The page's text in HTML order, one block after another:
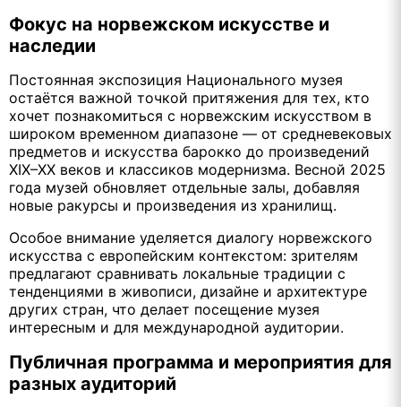
Фокус на норвежском искусстве и
наследии
Постоянная экспозиция Национального музея
остаётся важной точкой притяжения для тех, кто
хочет познакомиться с норвежским искусством в
широком временном диапазоне — от средневековых
предметов и искусства барокко до произведений
XIX–XX веков и классиков модернизма. Весной 2025
года музей обновляет отдельные залы, добавляя
новые ракурсы и произведения из хранилищ.
Особое внимание уделяется диалогу норвежского
искусства с европейским контекстом: зрителям
предлагают сравнивать локальные традиции с
тенденциями в живописи, дизайне и архитектуре
других стран, что делает посещение музея
интересным и для международной аудитории.
Публичная программа и мероприятия для
разных аудиторий